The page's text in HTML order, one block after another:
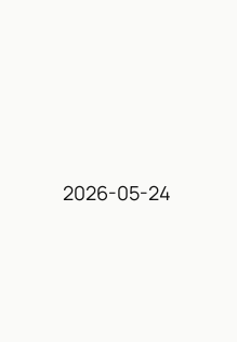
2026-05-24